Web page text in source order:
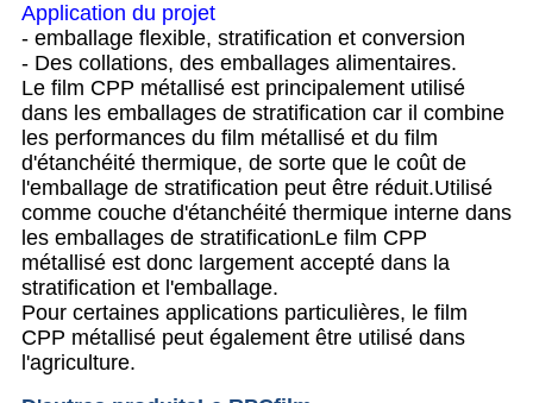
Application du projet
- emballage flexible, stratification et conversion
- Des collations, des emballages alimentaires.
Le film CPP métallisé est principalement utilisé
dans les emballages de stratification car il combine
les performances du film métallisé et du film
d'étanchéité thermique, de sorte que le coût de
l'emballage de stratification peut être réduit.Utilisé
comme couche d'étanchéité thermique interne dans
les emballages de stratificationLe film CPP
métallisé est donc largement accepté dans la
stratification et l'emballage.
Pour certaines applications particulières, le film
CPP métallisé peut également être utilisé dans
l'agriculture.